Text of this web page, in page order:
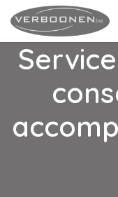
Se rendre au contenu